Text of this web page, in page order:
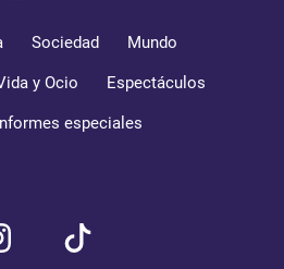
Sociedad Mundo
y Ocio Espectáculos
Informes especiales